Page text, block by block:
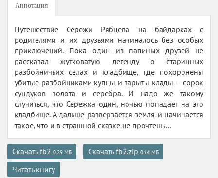
Аннотация
Путешествие Сережи Рябцева на байдарках с
родителями и их друзьями начиналось без особых
приключений. Пока один из папиных друзей не
рассказал жутковатую легенду о старинных
разбойничьих селах и кладбище, где похоронены
убитые разбойниками купцы и зарыты клады — сорок
сундуков золота и серебра. И надо же такому
случиться, что Сережка один, ночью попадает на это
кладбище. А дальше разверзается земля и начинается
такое, что и в страшной сказке не прочтешь…
Скачать fb2 0.29 МБ Скачать fb2.zip 0.14 МБ
Читать книгу